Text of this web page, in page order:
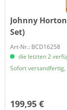
Johnny
Set)
Art-Nr.: BCD16258
die letzten 2
Sofort
199,95 €